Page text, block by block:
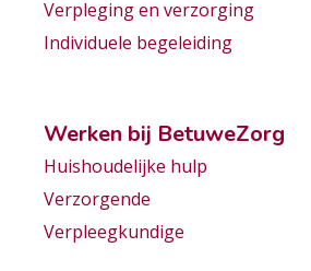
Verpleging en verzorging
Individuele begeleiding
Werken bij BetuweZorg
Huishoudelijke hulp
Verzorgende
Verpleegkundige